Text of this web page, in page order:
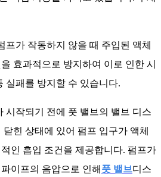
프가 작동하지 않을 때 주입된 액체
효과적으로 방지하여 이로 인한 시
실패를 방지할 수 있습니다.
시작되기 전에 풋 밸브의 밸브 디스
힌 상태에 있어 펌프 입구가 액체
인 흡입 조건을 제공합니다. 펌프가
이프의 음압으로 인해 풋 밸브디스